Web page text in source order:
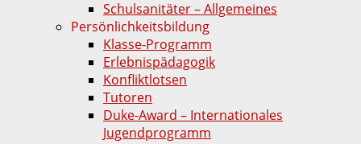
Schulsanitäter – Allgemeines
Persönlichkeitsbildung
Klasse-Programm
Erlebnispädagogik
Konfliktlotsen
Tutoren
Duke-Award – Internationales
Jugendprogramm